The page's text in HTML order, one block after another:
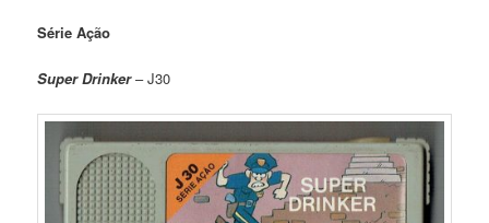
Série Ação
Super Drinker– J30